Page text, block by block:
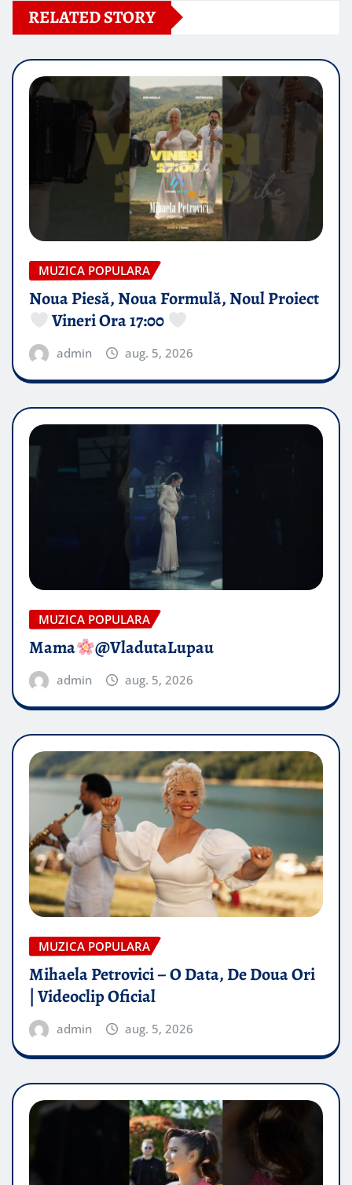
RELATED STORY
MUZICA POPULARA
Noua Piesă, Noua Formulă, Noul Proiect
Vineri Ora 17:00
admin aug. 5, 2026
MUZICA POPULARA
Mama @VladutaLupau
admin aug. 5, 2026
MUZICA POPULARA
Mihaela Petrovici – O Data, De Doua Ori
| Videoclip Oficial
admin aug. 5, 2026